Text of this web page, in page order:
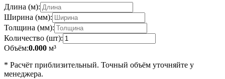
Длина (м):
Ширина (мм):
Толщина (мм):
Количество (шт):
Объём:0.000 м³
* Расчёт приблизительный. Точный объём уточняйте у
менеджера.